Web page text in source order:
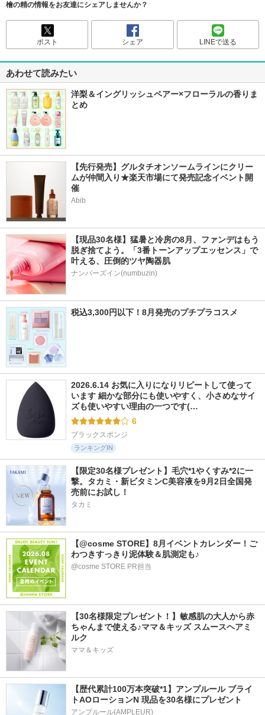
檜の精の情報をお友達にシェアしませんか？
ポスト シェア LINEで送る
あわせて読みたい
洋梨＆イングリッシュペアー×フローラルの香りま
とめ
【先行発売】グルタチオンソームラインにクリー
ムが仲間入り★楽天市場にて発売記念イベント開
催
Abib
【現品30名様】猛暑と冷房の8月、ファンデはもう
脱ぎ捨てよう。「3番トーンアップエッセンス」で
叶える、圧倒的ツヤ陶器肌
ナンバーズイン(numbuzin)
税込3,300円以下！8月発売のプチプラコスメ
2026.6.14 お気に入りになりリピートして使って
います 細かな部分にも使いやすく、小さめなサイ
ズも使いやすい理由の一つです(…
6
ブラックスポンジ
ランキングIN
【限定30名様プレゼント】毛穴*1やくすみ*2に一
撃。タカミ・新ビタミンC美容液を9月2日全国発
売前にお試し！
タカミ
【@cosme STORE】8月イベントカレンダー！ご
わつきすっきり泥体験＆肌測定も♪
@cosme STORE PR担当
【30名様限定プレゼント！】敏感肌の大人から赤
ちゃんまで使える♪ママ＆キッズ スムースヘアミ
ルク
ママ＆キッズ
【歴代累計100万本突破*1】アンプルール ブライ
トAOローションN 現品を30名様にプレゼント
アンプルール(AMPLEUR)